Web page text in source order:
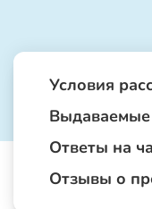
Условия
Ответы на
Отзывы о